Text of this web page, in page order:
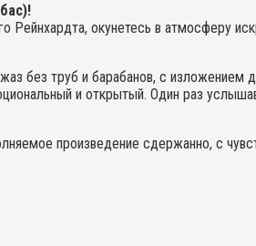
окунетесь в атмосферу
без труб и барабанов, с изложением
и открытый. Один раз
произведение сдержанно, с